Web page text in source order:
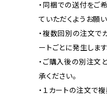
・同梱での送付をご
ていただくようお願い
・複数回別の注文で
ートごとに発生します
・ご購入後の別注文
承ください。
・１カートの注文で